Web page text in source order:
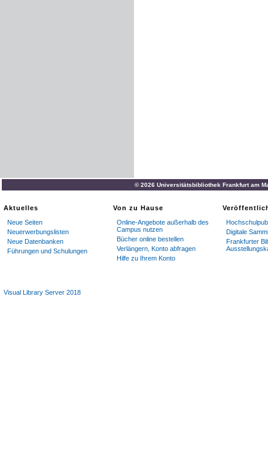
© 2026 Universitätsbibliothek Frankfurt am
Aktuelles
Neue Seiten
Neuerwerbungslisten
Neue Datenbanken
Führungen und Schulungen
Von zu Hause
Online-Angebote außerhalb des
Campus nutzen
Bücher online bestellen
Verlängern, Konto abfragen
Hilfe zu Ihrem Konto
Digitale
Frankfurter
Visual Library Server 2018